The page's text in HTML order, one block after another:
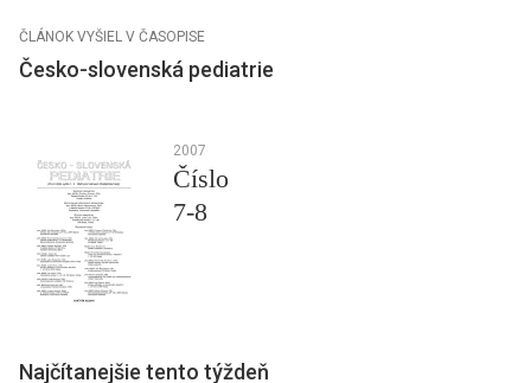
ČLÁNOK VYŠIEL V ČASOPISE
Česko-slovenská pediatrie
2007
Číslo
7-8
Najčítanejšie tento týždeň